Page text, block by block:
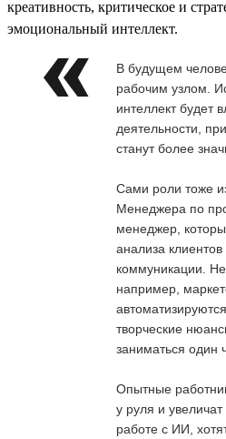
креативность, критическое и
эмоциональный интеллект.
В будущем
рабочим узлом.
интеллект будет
деятельности,
станут более
Сами роли тоже
Менеджера по
менеджер,
анализа
коммуникации.
например,
творческие
заниматься один
Опытные
у руля и увеличат
работе с ИИ,